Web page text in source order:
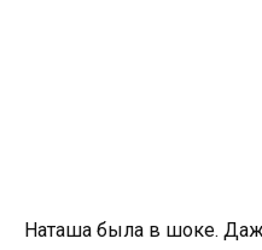
Наташа была в шоке.